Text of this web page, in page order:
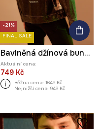
-21%
FINAL SALE
Bavlněná džínová bunda pánská ze speciální kolekce Eviva L'arte černá barva
Aktuální cena:
749 Kč
Běžná cena: 1649 Kč
Nejnižší cena: 949 Kč